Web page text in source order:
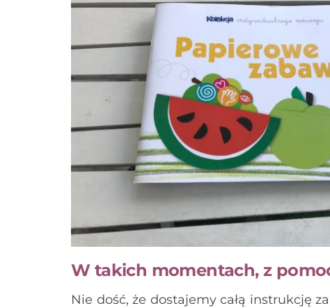
W takich momentach, z
Nie dość, że dostajemy całą instrukcję